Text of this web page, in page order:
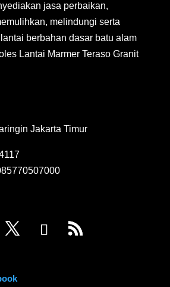
jasa perbaikan,
melindungi serta
berbahan dasar batu alam
Lantai Marmer Teraso Granit
Jakarta Timur